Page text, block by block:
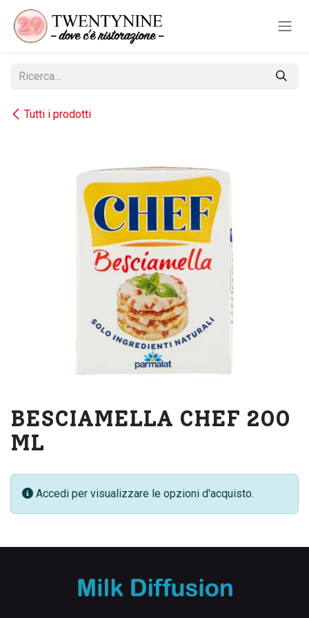
Passa al contenuto
Tutti i prodotti
BESCIAMELLA CHEF 200
ML
Accedi per visualizzare le opzioni d'acquisto.